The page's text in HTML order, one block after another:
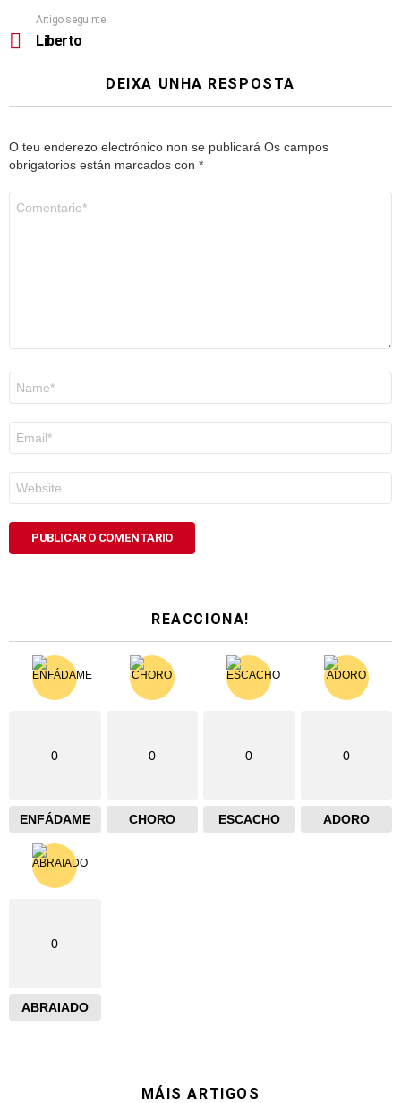
Artigo seguinte
Liberto
DEIXA UNHA RESPOSTA
O teu enderezo electrónico non se publicará Os campos
obrigatorios están marcados con *
electrónico
*
REACCIONA!
0
ENFÁDAME
0
CHORO
0
ESCACHO
0
ADORO
0
ABRAIADO
MÁIS ARTIGOS